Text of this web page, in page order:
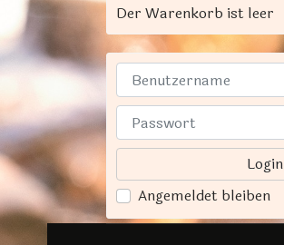
Der Warenkorb ist leer
Benutzername
Login
Angemeldet bleiben